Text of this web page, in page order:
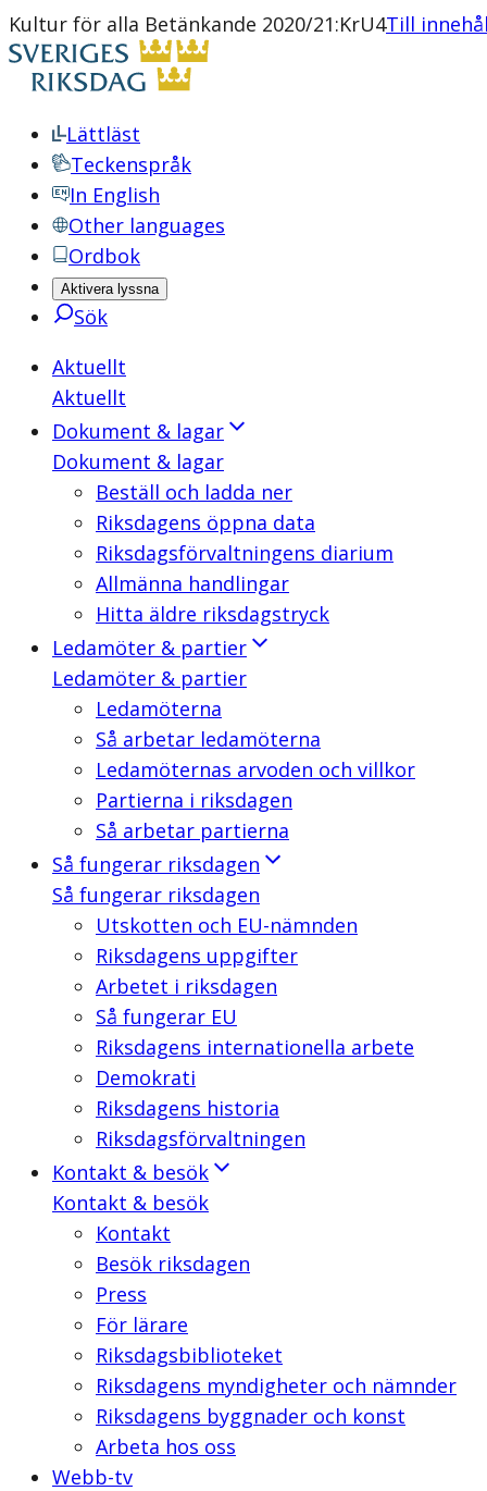
Kultur för alla Betänkande 2020/21:KrU4Till
Lättläst
Teckenspråk
In English
Other languages
Ordbok
Aktivera lyssna
Sök
Aktuellt
Aktuellt
Dokument & lagar
Dokument & lagar
Beställ och ladda ner
Riksdagens öppna data
Riksdagsförvaltningens diarium
Allmänna handlingar
Hitta äldre riksdagstryck
Ledamöter & partier
Ledamöter & partier
Ledamöterna
Så arbetar ledamöterna
Ledamöternas arvoden och villkor
Partierna i riksdagen
Så arbetar partierna
Så fungerar riksdagen
Så fungerar riksdagen
Utskotten och EU-nämnden
Riksdagens uppgifter
Arbetet i riksdagen
Så fungerar EU
Riksdagens internationella arbete
Demokrati
Riksdagens historia
Riksdagsförvaltningen
Kontakt & besök
Kontakt & besök
Kontakt
Besök riksdagen
Press
För lärare
Riksdagsbiblioteket
Riksdagens myndigheter och nämnder
Riksdagens byggnader och konst
Arbeta hos oss
Webb-tv